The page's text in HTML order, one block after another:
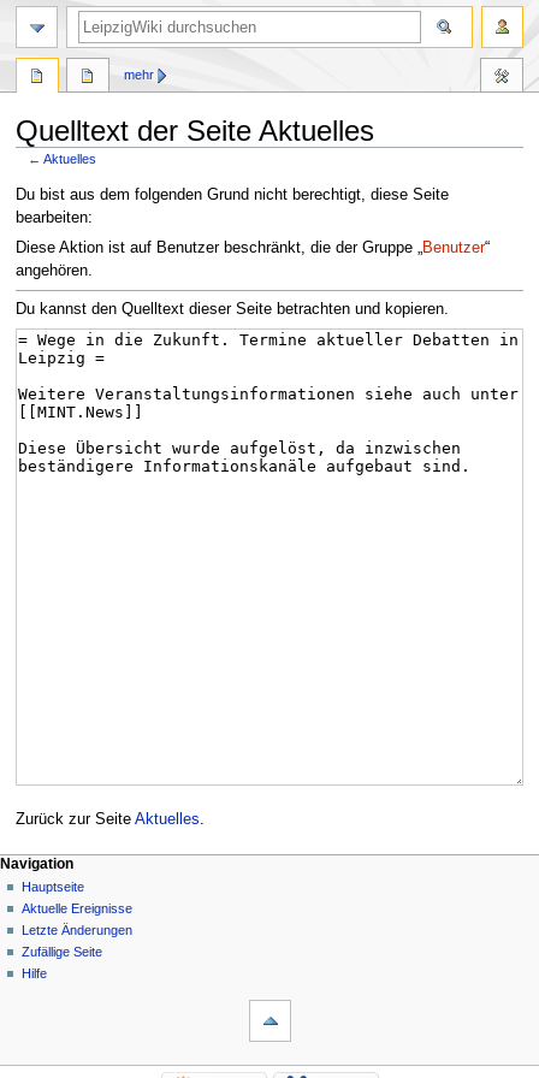
Quelltext der Seite Aktuelles
←Aktuelles
Zur
Navigation
springen
Zur
Suche
springen
Du bist aus dem folgenden Grund nicht berechtigt, diese Seite
bearbeiten:
Diese Aktion ist auf Benutzer beschränkt, die der Gruppe „Benutzer“
angehören.
Du kannst den Quelltext dieser Seite betrachten und kopieren.
Zurück zur Seite Aktuelles
mehr
Navigation
Hauptseite
Aktuelle Ereignisse
Letzte Änderungen
Zufällige Seite
Hilfe